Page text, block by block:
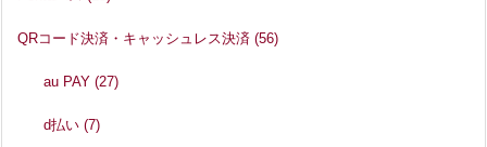
QRコード決済・キャッシュレス決済 (56)
au PAY(27)
d払い(7)